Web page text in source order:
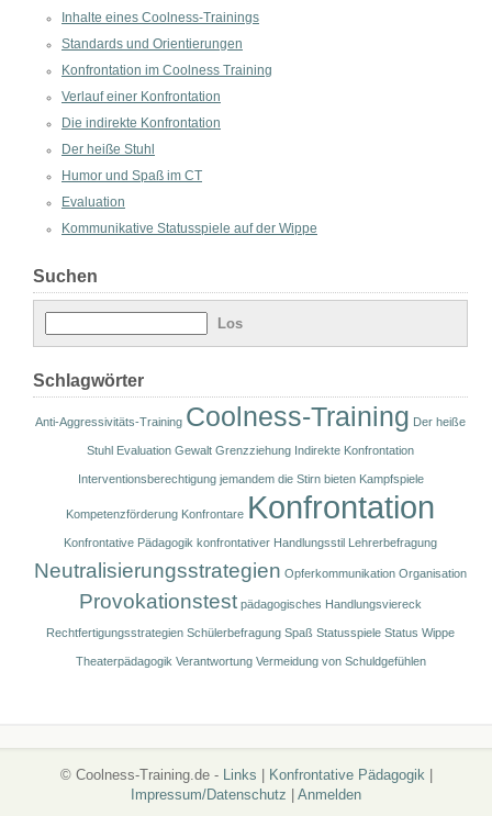
Inhalte eines Coolness-Trainings
Standards und Orientierungen
Konfrontation im Coolness Training
Verlauf einer Konfrontation
Die indirekte Konfrontation
Der heiße Stuhl
Humor und Spaß im CT
Evaluation
Kommunikative Statusspiele auf der Wippe
Suchen
Schlagwörter
Anti-Aggressivitäts-Training Coolness-Training Der heiße
Stuhl Evaluation Gewalt Grenzziehung Indirekte Konfrontation
Interventionsberechtigung jemandem die Stirn bieten Kampfspiele
Kompetenzförderung Konfrontare Konfrontation
Konfrontative Pädagogik konfrontativer Handlungsstil Lehrerbefragung
Neutralisierungsstrategien Opferkommunikation Organisation
Provokationstest pädagogisches Handlungsviereck
Rechtfertigungsstrategien Schülerbefragung Spaß Statusspiele Status Wippe
Theaterpädagogik Verantwortung Vermeidung von Schuldgefühlen
© Coolness-Training.de - Links Konfrontative Pädagogik|
Impressum/Datenschutz
Anmelden